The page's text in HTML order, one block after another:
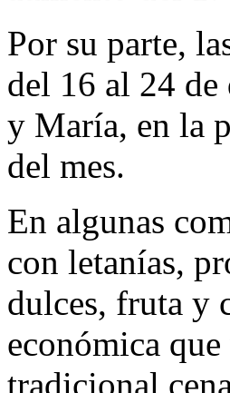
Por su parte,
del 16 al 24 de
y María, en la
del mes.
En algunas
con letanías,
dulces, fruta y
económica
tradicional